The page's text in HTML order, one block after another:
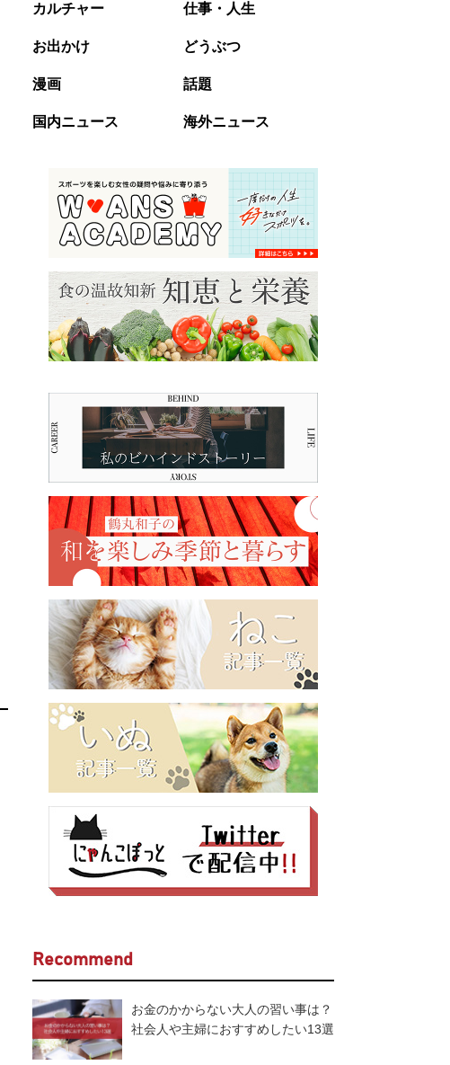
カルチャー 仕事・人生
お出かけ どうぶつ
漫画 話題
国内ニュース 海外ニュース
Recommend
お金のかからない大人の習い事は？
社会人や主婦におすすめしたい13選